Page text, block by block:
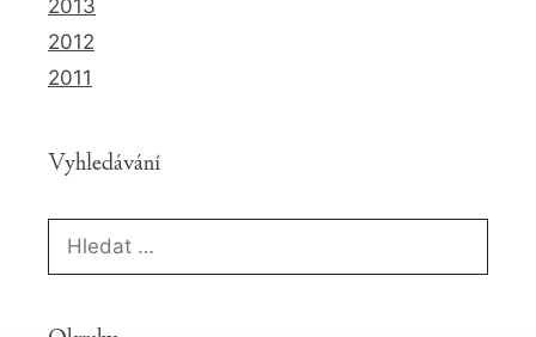
2013
2012
2011
Vyhledávání
Hledat: